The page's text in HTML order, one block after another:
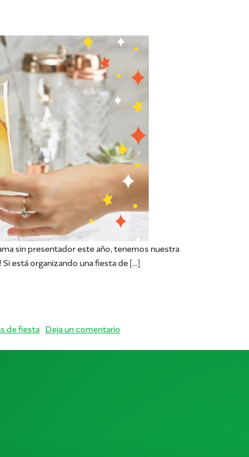
sin presentador este año, tenemos nuestra
está organizando una fiesta de […]
de fiesta Deja un comentario